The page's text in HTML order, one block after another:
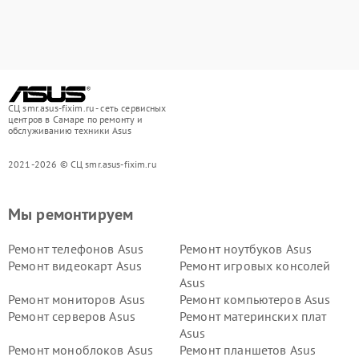
СЦ smr.asus-fixim.ru - сеть сервисных
центров в Самаре по ремонту и
обслуживанию техники Asus
2021-2026 © СЦ smr.asus-fixim.ru
Мы ремонтируем
Ремонт телефонов Asus
Ремонт ноутбуков Asus
Ремонт видеокарт Asus
Ремонт игровых консолей
Asus
Ремонт мониторов Asus
Ремонт компьютеров Asus
Ремонт серверов Asus
Ремонт материнских плат
Asus
Ремонт моноблоков Asus
Ремонт планшетов Asus